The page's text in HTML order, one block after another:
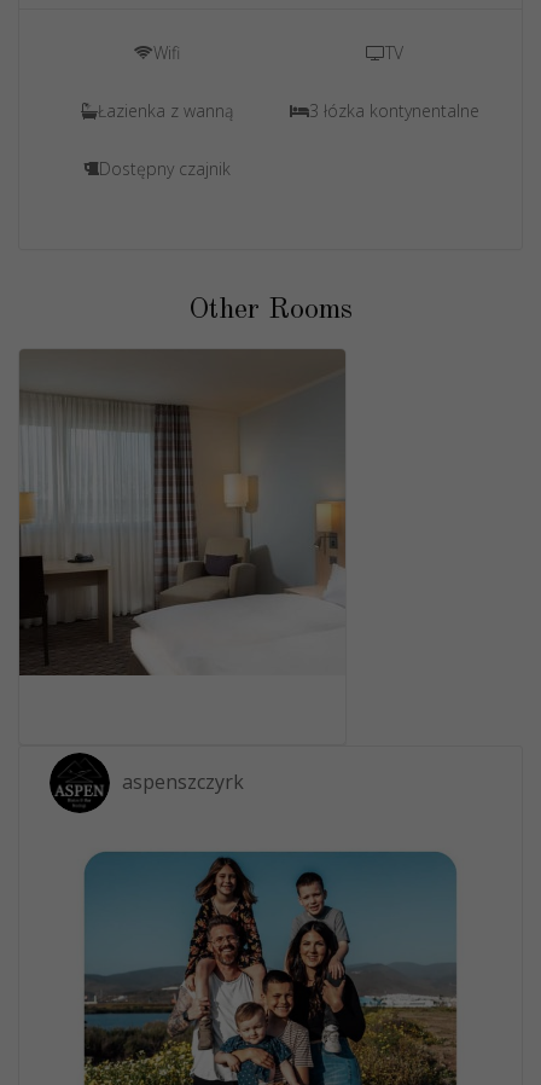
Wifi TV
Łazienka z wanną 3 łózka kontynentalne
Dostępny czajnik
Other Rooms
aspenszczyrk